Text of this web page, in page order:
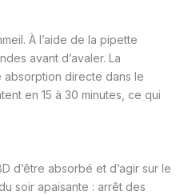
À l’aide de la pipette
avant d’avaler. La
absorption directe dans le
en 15 à 30 minutes, ce qui
d’être absorbé et d’agir sur le
soir apaisante : arrêt des